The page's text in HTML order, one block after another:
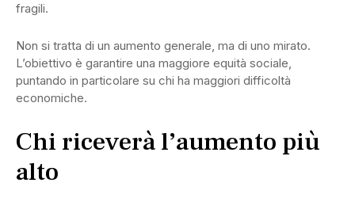
fragili.
Non si tratta di un aumento generale, ma di uno mirato.
L’obiettivo è garantire una maggiore equità sociale,
puntando in particolare su chi ha maggiori difficoltà
economiche.
Chi riceverà l’aumento più
alto